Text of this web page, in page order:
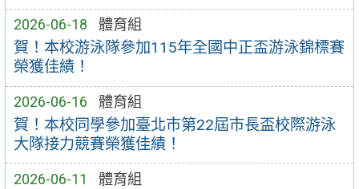
2026-06-18 體育組
賀！本校游泳隊參加115年全國中正盃游泳錦標賽
榮獲佳績！
2026-06-16 體育組
賀！本校同學參加臺北市第22屆市長盃校際游泳
大隊接力競賽榮獲佳績！
2026-06-11 體育組